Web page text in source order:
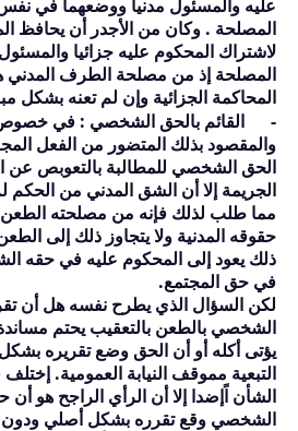
عليه والمسئول مدنيا ووضعهما في
المصلحة . وكان من الأجدر أن يحافظ
لاشتراك المحكوم عليه جزائيا والمسئ
المصلحة إذ من مصلحة الطرف المدني
المحاكمة الجزائية وإن لم تعنه بشكل
-
القائم بالحق الشخصي : في خصوص
والمقصود بذلك المتضور من الفعل
الحق الشخصي للمطالبة بالتعوبص عن
الجريمة إلا أن الشق المدني من
مما طلب لذلك فإنه من مصلحته
حقوقه المدنية ولا يتجاوز ذلك إلى
ذلك يعود إلى المحكوم عليه في حقه
في حق المجتمع.
لكن السؤال الذي يطرح نفسه هل أن
الشخصي بالطعن بالتعقيب يحتم مساندة
يؤتى أكله أو أن الحق وضع تقريره
التبعية مموقف النيابة العمومية.
الشأن اًإضدا إلا أن الرأي الراجح هو أن
الشخصي وقع تقرره بشكل أصلي ودون